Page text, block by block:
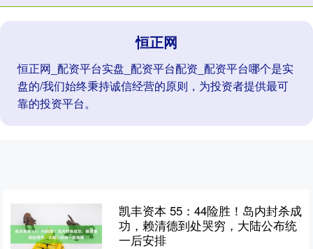
恒正网
恒正网_配资平台实盘_配资平台配资_配资平台哪个是实
盘的/我们始终秉持诚信经营的原则，为投资者提供最可
靠的投资平台。
凯丰资本 55：44险胜！岛内封杀成
功，赖清德到处哭穷，大陆公布统
一后安排